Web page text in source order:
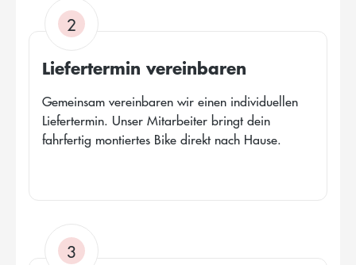
2
Liefertermin vereinbaren
Gemeinsam vereinbaren wir einen individuellen
Liefertermin. Unser Mitarbeiter bringt dein
fahrfertig montiertes Bike direkt nach Hause.
3